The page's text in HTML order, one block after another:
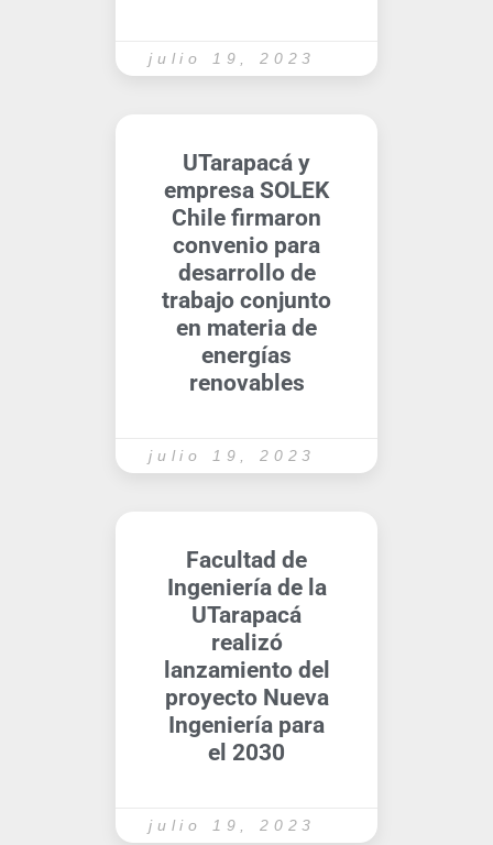
julio 19, 2023
UTarapacá y
empresa SOLEK
Chile firmaron
convenio para
desarrollo de
trabajo conjunto
en materia de
energías
renovables
julio 19, 2023
Facultad de
Ingeniería de la
UTarapacá
realizó
lanzamiento del
proyecto Nueva
Ingeniería para
el 2030
julio 19, 2023